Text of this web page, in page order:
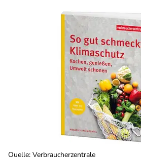
Quelle: Verbraucherzentrale